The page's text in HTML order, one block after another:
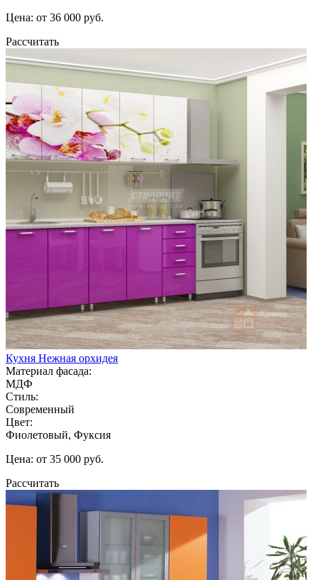
Цена: от 36 000 руб.
Рассчитать
Кухня Нежная орхидея
Материал фасада:
МДФ
Стиль:
Современный
Цвет:
Фиолетовый, Фуксия
Цена: от 35 000 руб.
Рассчитать